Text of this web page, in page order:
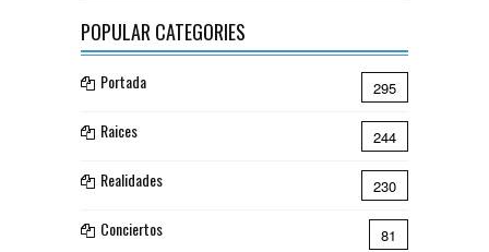
POPULAR CATEGORIES
Portada 295
Raices 244
Realidades 230
Conciertos 81